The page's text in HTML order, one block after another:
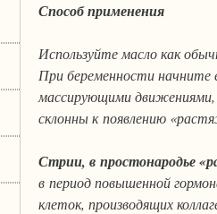
Способ применения
Используйте масло как
При беременности начните
массирующими движениями,
склонны к появлению
Стрии, в простонародье
в период повышенной
клеток, производящих